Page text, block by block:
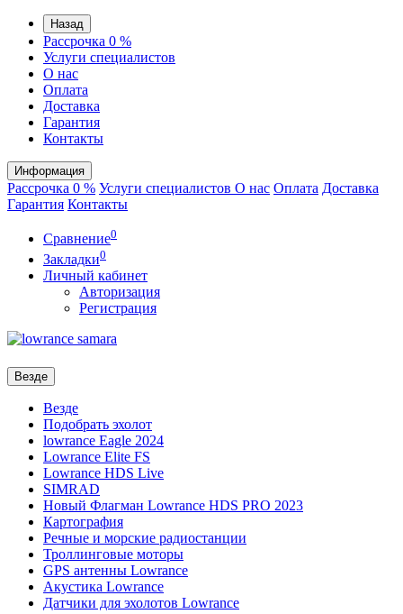
Назад
Рассрочка 0 %
Услуги специалистов
О нас
Оплата
Доставка
Гарантия
Контакты
Информация
Рассрочка 0 % Услуги специалистов О нас Оплата Доставка
Гарантия Контакты
Сравнение0
Закладки0
Личный кабинет
Авторизация
Регистрация
Везде
Везде
Подобрать эхолот
lowrance Eagle 2024
Lowrance Elite FS
Lowrance HDS Live
SIMRAD
Новый Флагман Lowrance HDS PRO 2023
Картография
Речные и морские радиостанции
Троллинговые моторы
GPS антенны Lowrance
Акустика Lowrance
Датчики для эхолотов Lowrance